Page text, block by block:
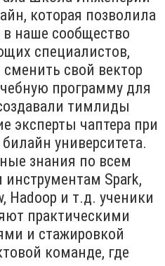
которая позволила
в наше сообщество
специалистов,
свой вектор
программу для
тимлиды
эксперты чаптера при
университета.
знания по всем
Spark,
Hadoop и т.д. ученики
практическими
и стажировкой
команде, где